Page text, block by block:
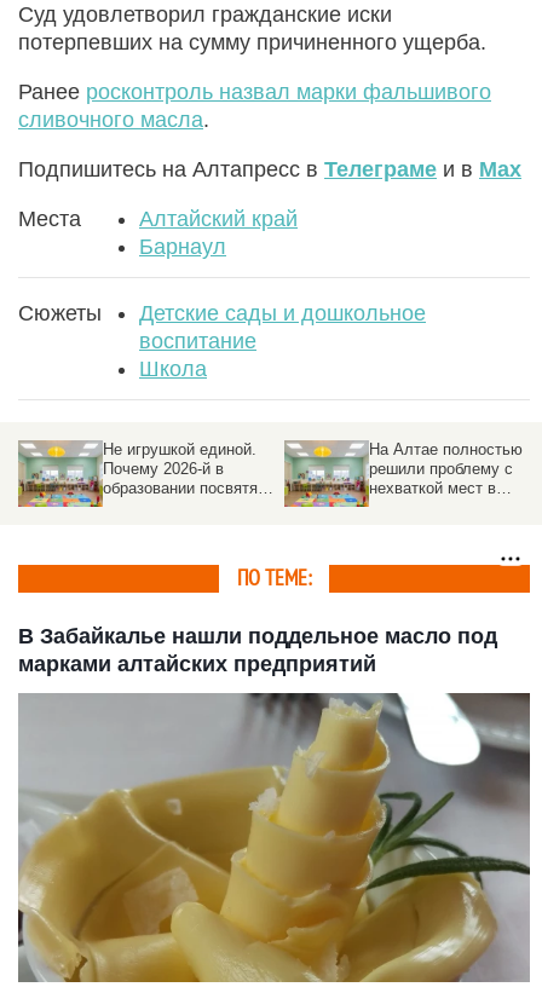
Суд удовлетворил гражданские иски
потерпевших на сумму причиненного ущерба.
Ранее росконтроль назвал марки фальшивого
сливочного масла.
Подпишитесь на Алтапресс в Телеграме и в Max
Места
Алтайский край
Барнаул
Сюжеты
Детские сады и дошкольное
воспитание
Школа
Не игрушкой единой.
Почему 2026-й в
образовании посвятят
На Алтае полностью
решили проблему с
нехваткой мест в
ПО ТЕМЕ:
В Забайкалье нашли поддельное масло под
марками алтайских предприятий